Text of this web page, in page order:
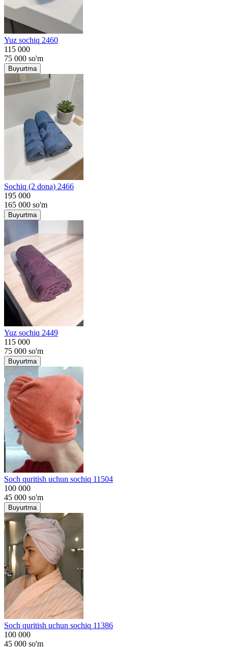
Yuz sochiq 2460
115 000
75 000 so'm
Buyurtma
Sochiq (2 dona) 2466
195 000
165 000 so'm
Buyurtma
Yuz sochiq 2449
115 000
75 000 so'm
Buyurtma
Soch quritish uchun sochiq 11504
100 000
45 000 so'm
Buyurtma
Soch quritish uchun sochiq 11386
100 000
45 000 so'm